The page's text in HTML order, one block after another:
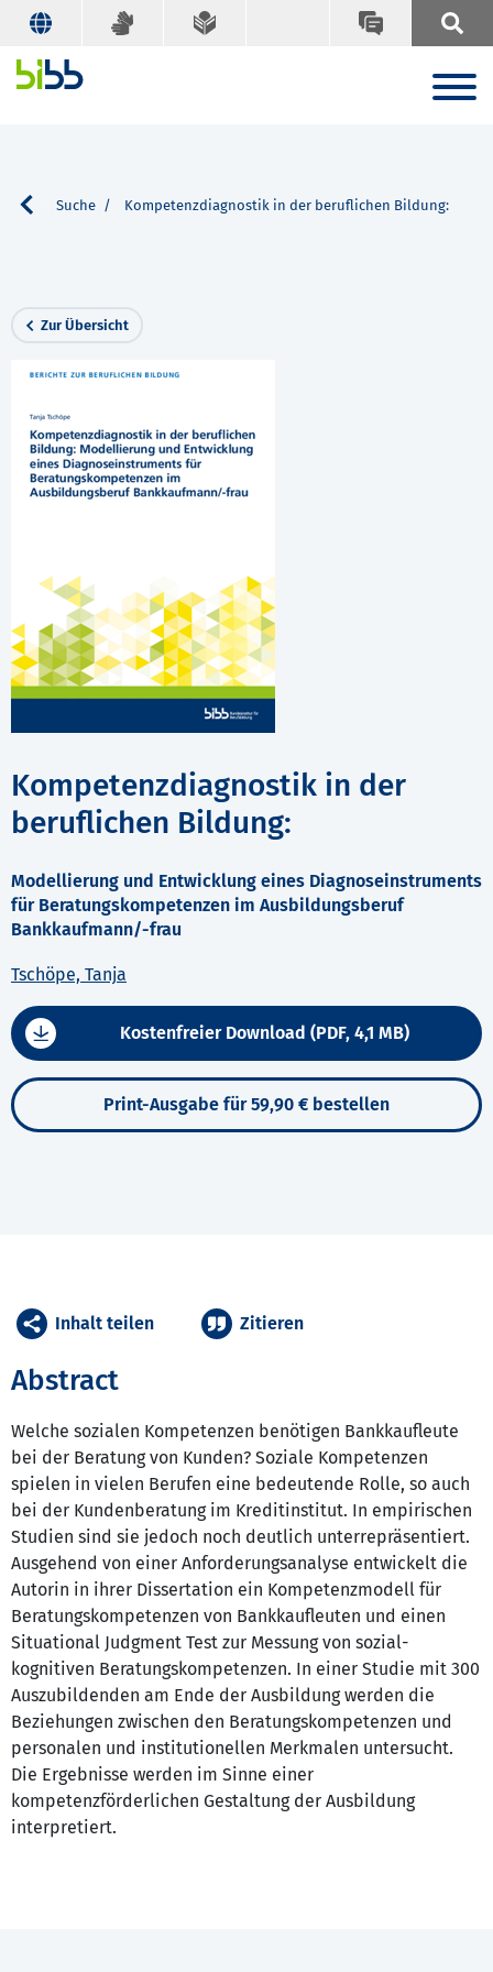
Suche Kompetenzdiagnostik in der beruflichen Bildung:
Zur Übersicht
Kompetenzdiagnostik in der
beruflichen Bildung:
Modellierung und Entwicklung eines Diagnoseinstruments
für Beratungskompetenzen im Ausbildungsberuf
Bankkaufmann/-frau
Tschöpe, Tanja
Kostenfreier Download (PDF, 4,1 MB)
Print-Ausgabe für 59,90 € bestellen
Abstract
Welche sozialen Kompetenzen benötigen Bankkaufleute
bei der Beratung von Kunden? Soziale Kompetenzen
spielen in vielen Berufen eine bedeutende Rolle, so auch
bei der Kundenberatung im Kreditinstitut. In empirischen
Studien sind sie jedoch noch deutlich unterrepräsentiert.
Ausgehend von einer Anforderungsanalyse entwickelt die
Autorin in ihrer Dissertation ein Kompetenzmodell für
Beratungskompetenzen von Bankkaufleuten und einen
Situational Judgment Test zur Messung von sozial-
kognitiven Beratungskompetenzen. In einer Studie mit 300
Auszubildenden am Ende der Ausbildung werden die
Beziehungen zwischen den Beratungskompetenzen und
personalen und institutionellen Merkmalen untersucht.
Die Ergebnisse werden im Sinne einer
kompetenzförderlichen Gestaltung der Ausbildung
interpretiert.
Inhalt teilen Zitieren